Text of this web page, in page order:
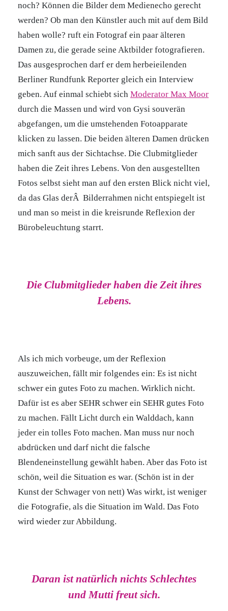
noch? Können die Bilder dem Medienecho gerecht
werden? Ob man den Künstler auch mit auf dem Bild
haben wolle? ruft ein Fotograf ein paar älteren
Damen zu, die gerade seine Aktbilder fotografieren.
Das ausgesprochen darf er dem herbeieilenden
Berliner Rundfunk Reporter gleich ein Interview
geben. Auf einmal schiebt sich Moderator Max Moor
durch die Massen und wird von Gysi souverän
abgefangen, um die umstehenden Fotoapparate
klicken zu lassen. Die beiden älteren Damen drücken
mich sanft aus der Sichtachse. Die Clubmitglieder
haben die Zeit ihres Lebens. Von den ausgestellten
Fotos selbst sieht man auf den ersten Blick nicht viel,
da das Glas derÂ Bilderrahmen nicht entspiegelt ist
und man so meist in die kreisrunde Reflexion der
Bürobeleuchtung starrt.
Die Clubmitglieder haben die Zeit ihres
Lebens.
Als ich mich vorbeuge, um der Reflexion
auszuweichen, fällt mir folgendes ein: Es ist nicht
schwer ein gutes Foto zu machen. Wirklich nicht.
Dafür ist es aber SEHR schwer ein SEHR gutes Foto
zu machen. Fällt Licht durch ein Walddach, kann
jeder ein tolles Foto machen. Man muss nur noch
abdrücken und darf nicht die falsche
Blendeneinstellung gewählt haben. Aber das Foto ist
schön, weil die Situation es war. (Schön ist in der
Kunst der Schwager von nett) Was wirkt, ist weniger
die Fotografie, als die Situation im Wald. Das Foto
wird wieder zur Abbildung.
Daran ist natürlich nichts Schlechtes
und Mutti freut sich.